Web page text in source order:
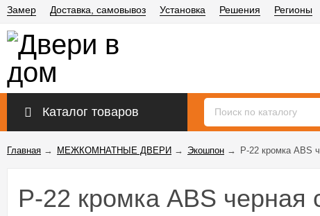
Замер Доставка, самовывоз Установка Решения Регионы
Каталог товаров
Главная → МЕЖКОМНАТНЫЕ ДВЕРИ → Экошпон → P-22 кромка ABS
P-22 кромка ABS